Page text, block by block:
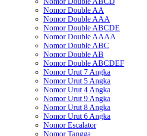
Nomor Double AA
Nomor Double AAA
Nomor Double ABCDE
Nomor Double AAAA
Nomor Double ABC
Nomor Double AB
Nomor Double ABCDEF
Nomor Urut 7 Angka
Nomor Urut 5 Angka
Nomor Urut 4 Angka
Nomor Urut 9 Angka
Nomor Urut 8 Angka
Nomor Urut 6 Angka
Nomor Escalator
Nomor Tangga